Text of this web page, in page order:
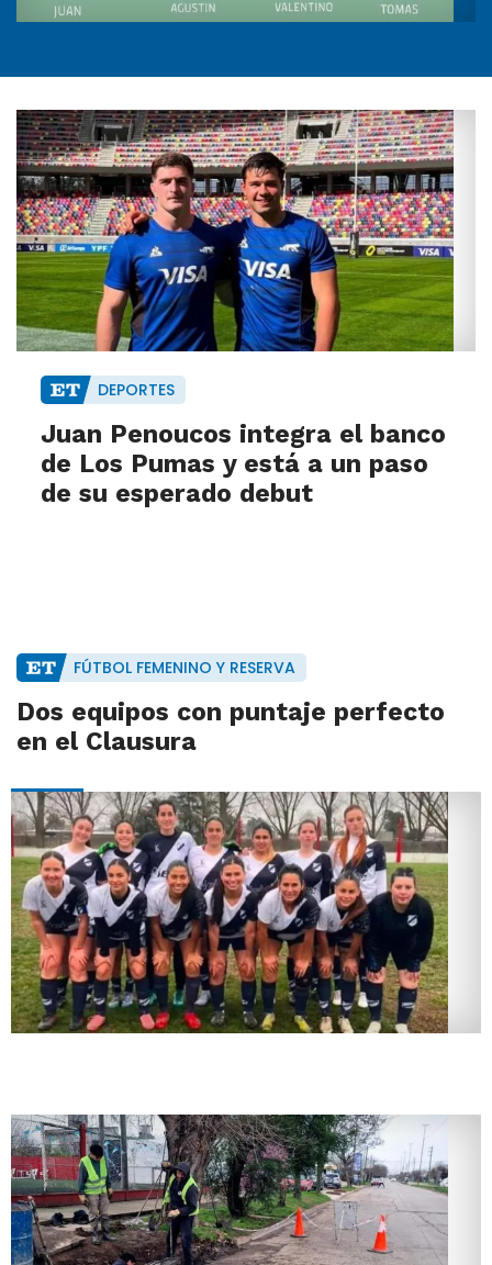
DEPORTES
Juan Penoucos integra el banco
de Los Pumas y está a un paso
de su esperado debut
FÚTBOL FEMENINO Y RESERVA
Dos equipos con puntaje perfecto
en el Clausura